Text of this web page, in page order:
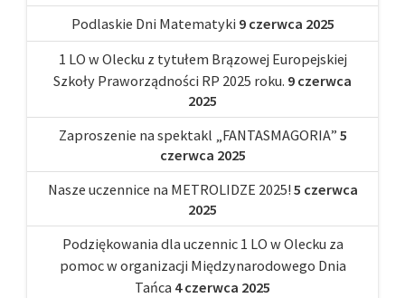
Podlaskie Dni Matematyki 9 czerwca 2025
1 LO w Olecku z tytułem Brązowej Europejskiej
Szkoły Praworządności RP 2025 roku. 9 czerwca
2025
Zaproszenie na spektakl „FANTASMAGORIA” 5
czerwca 2025
Nasze uczennice na METROLIDZE 2025! 5 czerwca
2025
Podziękowania dla uczennic 1 LO w Olecku za
pomoc w organizacji Międzynarodowego Dnia
Tańca 4 czerwca 2025